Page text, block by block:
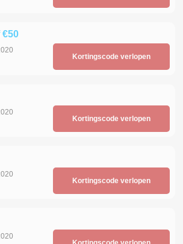
Kortingscode verlopen
Kortingscode verlopen
Kortingscode verlopen